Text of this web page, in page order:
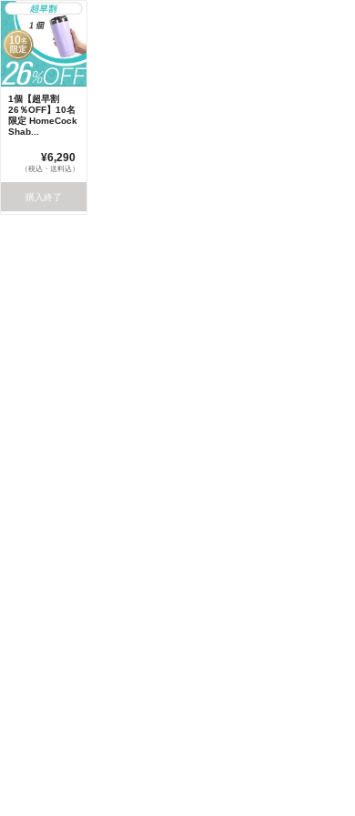
1個【超早割
26％OFF】10名
限定 HomeCock
Shab...
¥6,290
（税込・送料込）
購入終了